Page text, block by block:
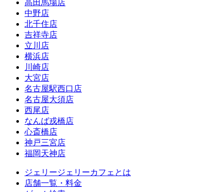
高田馬場店
中野店
北千住店
吉祥寺店
立川店
横浜店
川崎店
大宮店
名古屋駅西口店
名古屋大須店
西尾店
なんば戎橋店
心斎橋店
神戸三宮店
福岡天神店
ジェリージェリーカフェとは
店舗一覧・料金